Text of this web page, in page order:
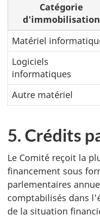
Catégorie
d'immobilisation
Matériel
Logiciels
informatiques
Autre matériel
5. Crédits
Le Comité reçoit la
financement sous
parlementaires
comptabilisés dans
de la situation